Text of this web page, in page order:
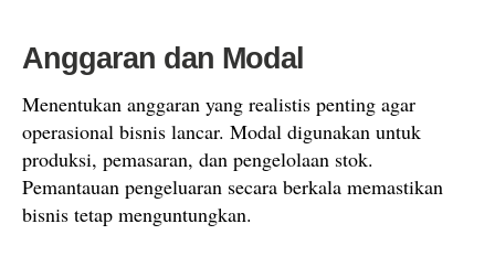
Anggaran dan Modal
Menentukan anggaran yang realistis penting agar
operasional bisnis lancar. Modal digunakan untuk
produksi, pemasaran, dan pengelolaan stok.
Pemantauan pengeluaran secara berkala memastikan
bisnis tetap menguntungkan.